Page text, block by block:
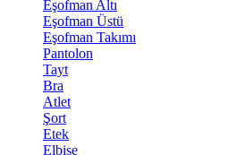
Eşofman Altı
Eşofman Üstü
Eşofman Takımı
Pantolon
Tayt
Bra
Atlet
Şort
Etek
Elbise